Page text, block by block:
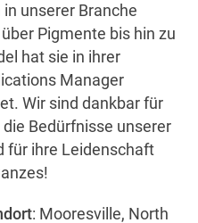
unserer Branche
Pigmente bis hin zu
hat sie in ihrer
Manager
Wir sind dankbar für
Bedürfnisse unserer
für ihre Leidenschaft
: Mooresville, North